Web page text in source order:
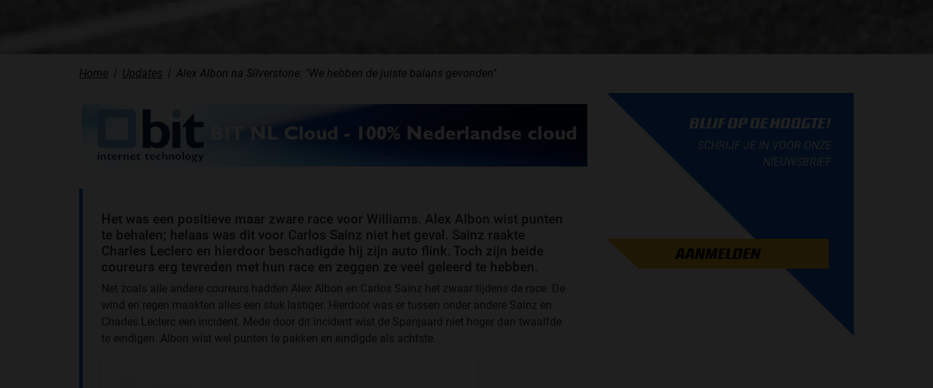
Home Updates Alex Albon na Silverstone: ''We hebben de juiste balans gevonden''
Het was een positieve maar zware race voor Williams. Alex Albon wist punten
te behalen; helaas was dit voor Carlos Sainz niet het geval. Sainz raakte
Charles Leclerc en hierdoor beschadigde hij zijn auto flink. Toch zijn beide
coureurs erg tevreden met hun race en zeggen ze veel geleerd te hebben.
Net zoals alle andere coureurs hadden Alex Albon en Carlos Sainz het zwaar tijdens de race. De
wind en regen maakten alles een stuk lastiger. Hierdoor was er tussen onder andere Sainz en
Charles Leclerc een incident. Mede door dit incident wist de Spanjaard niet hoger dan twaalfde
te eindigen. Albon wist wel punten te pakken en eindigde als achtste.
BLIJF OP DE HOOGTE!
SCHRIJF JE IN VOOR ONZE
NIEUWSBRIEF
AANMELDEN